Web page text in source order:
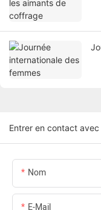
Entrer en contact avec
Nom
E-Mail